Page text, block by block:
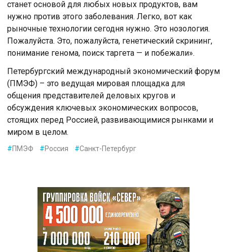
станет основой для любых новых продуктов, вам
нужно против этого заболевания. Легко, вот как
рыночные технологии сегодня нужно. Это нозология.
Пожалуйста. Это, пожалуйста, генетический скрининг,
понимание генома, поиск таргета — и побежали».
Петербургский международный экономический форум
(ПМЭФ) – это ведущая мировая площадка для
общения представителей деловых кругов и
обсуждения ключевых экономических вопросов,
стоящих перед Россией, развивающимися рынками и
миром в целом.
#ПМЭФ #Россия #Санкт-Петербург